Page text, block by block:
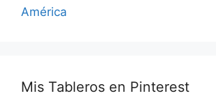
América
Mis Tableros en Pinterest